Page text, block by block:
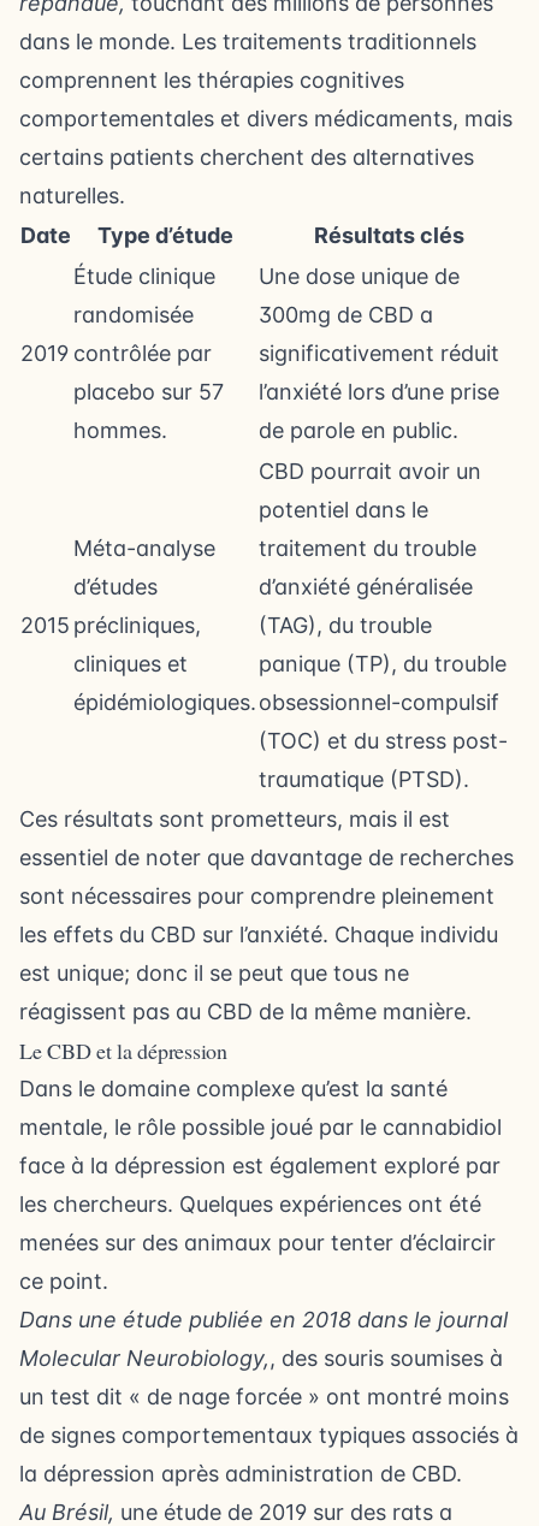
dans le monde. Les traitements traditionnels
comprennent les thérapies cognitives
comportementales et divers médicaments, mais
certains patients cherchent des alternatives
naturelles.
Date
Type d’étude Résultats clés
2019
Étude clinique
randomisée
contrôlée par
placebo sur 57
hommes.
Une dose unique de
300mg de CBD a
significativement réduit
l’anxiété lors d’une prise
de parole en public.
2015
Méta-analyse
d’études
précliniques,
cliniques et
épidémiologiques.
CBD pourrait avoir un
potentiel dans le
traitement du trouble
d’anxiété généralisée
(TAG), du trouble
panique (TP), du trouble
obsessionnel-compulsif
(TOC) et du stress post-
traumatique (PTSD).
Ces résultats sont prometteurs, mais il est
essentiel de noter que davantage de recherches
sont nécessaires pour comprendre pleinement
les effets du CBD sur l’anxiété. Chaque individu
est unique; donc il se peut que tous ne
réagissent pas au CBD de la même manière.
Le CBD et la dépression
Dans le domaine complexe qu’est la santé
mentale, le rôle possible joué par le cannabidiol
face à la dépression est également exploré par
les chercheurs. Quelques expériences ont été
menées sur des animaux pour tenter d’éclaircir
ce point.
Dans une étude publiée en 2018 dans le journal
Molecular Neurobiology,, des souris soumises à
un test dit « de nage forcée » ont montré moins
de signes comportementaux typiques associés à
la dépression après administration de CBD.
Au Brésil, une étude de 2019 sur des rats a